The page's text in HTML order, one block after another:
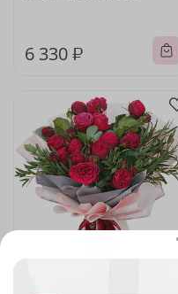
6 330 ₽